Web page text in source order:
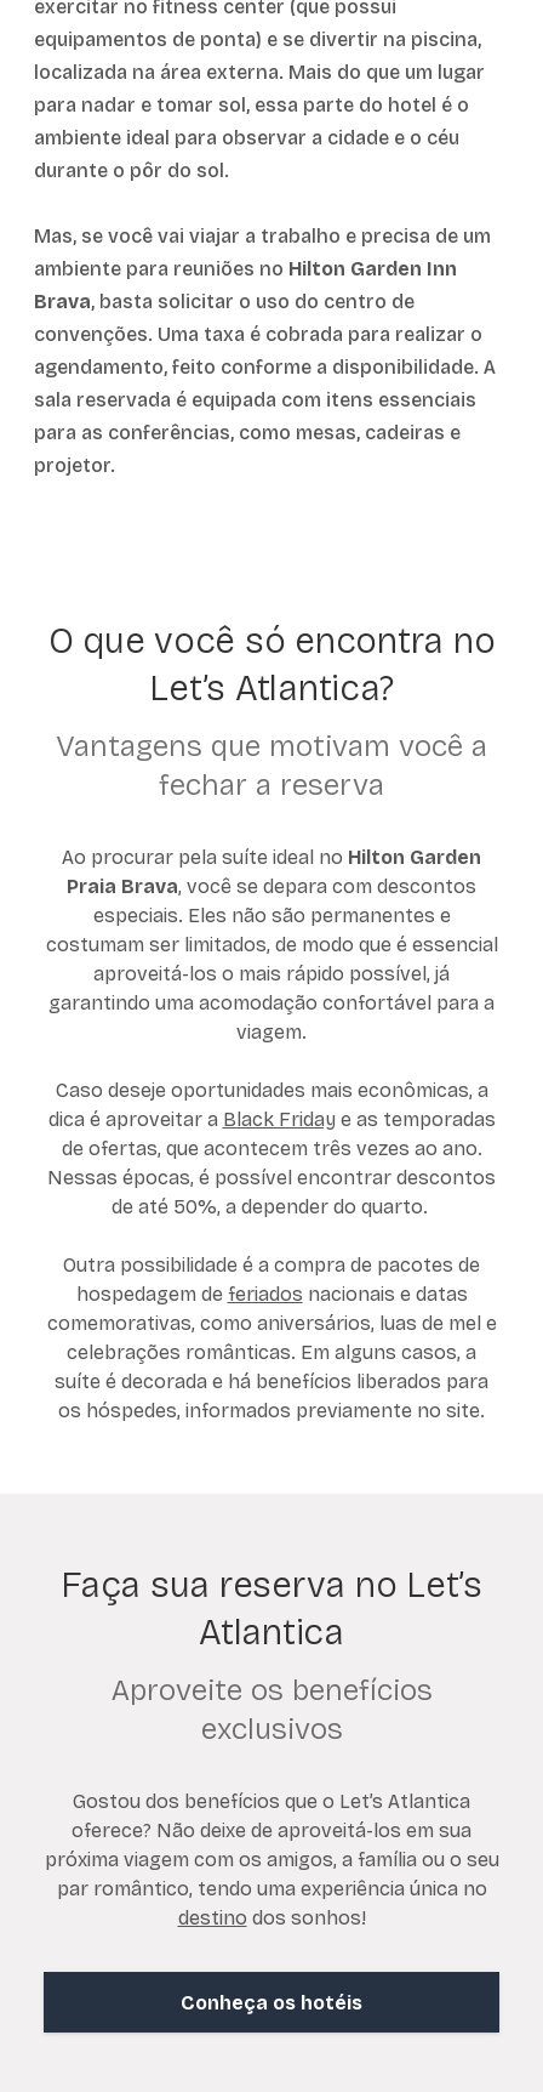
exercitar no fitness center (que possui
equipamentos de ponta) e se divertir na piscina,
localizada na área externa. Mais do que um lugar
para nadar e tomar sol, essa parte do hotel é o
ambiente ideal para observar a cidade e o céu
durante o pôr do sol.
Mas, se você vai viajar a trabalho e precisa de um
ambiente para reuniões no Hilton Garden Inn
Brava, basta solicitar o uso do centro de
convenções. Uma taxa é cobrada para realizar o
agendamento, feito conforme a disponibilidade. A
sala reservada é equipada com itens essenciais
para as conferências, como mesas, cadeiras e
projetor.
O que você só encontra no
Let’s Atlantica?
Vantagens que motivam você a
fechar a reserva
Ao procurar pela suíte ideal no Hilton Garden
Praia Brava, você se depara com descontos
especiais. Eles não são permanentes e
costumam ser limitados, de modo que é essencial
aproveitá-los o mais rápido possível, já
garantindo uma acomodação confortável para a
viagem.
Caso deseje oportunidades mais econômicas, a
dica é aproveitar a Black Friday e as temporadas
de ofertas, que acontecem três vezes ao ano.
Nessas épocas, é possível encontrar descontos
de até 50%, a depender do quarto.
Outra possibilidade é a compra de pacotes de
hospedagem de feriados nacionais e datas
comemorativas, como aniversários, luas de mel e
celebrações românticas. Em alguns casos, a
suíte é decorada e há benefícios liberados para
os hóspedes, informados previamente no site.
Faça sua reserva no Let’s
Atlantica
Aproveite os benefícios
exclusivos
Gostou dos benefícios que o Let’s Atlantica
oferece? Não deixe de aproveitá-los em sua
próxima viagem com os amigos, a família ou o seu
par romântico, tendo uma experiência única no
destino dos sonhos!
Conheça os hotéis